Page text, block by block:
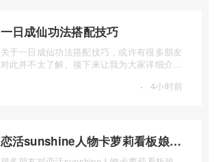
一日成仙功法搭配技巧
关于一日成仙功法搭配技巧，或许有很多朋友
对此并不太了解。接下来让我为大家详细介绍
· 4小时前
恋活sunshine人物卡萝莉看板娘介绍